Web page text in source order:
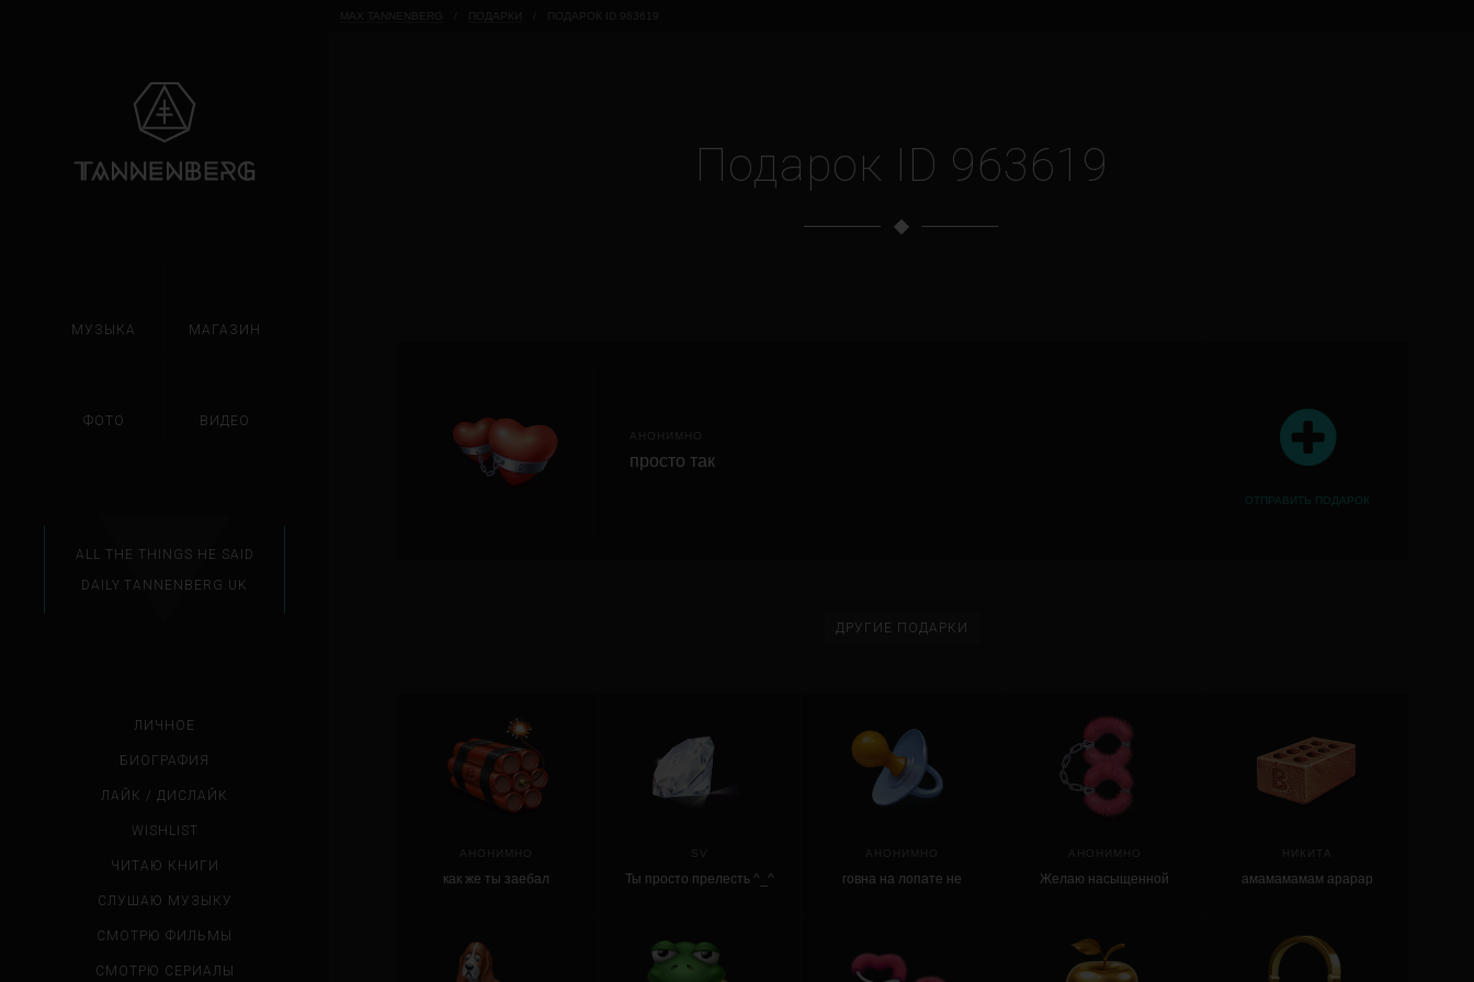
MAX TANNENBERG ПОДАРКИ ПОДАРОК ID 963619
Подарок ID 963619
АНОНИМНО
просто так
ОТПРАВИТЬ ПОДАРОК
ДРУГИЕ ПОДАРКИ
АНОНИМНО
как же ты заебал Ты просто прелесть ^_^
АНОНИМНО
говна на лопате не
АНОНИМНО
Желаю насыщенной
НИКИТА
амамамамам арарар
МУЗЫКА МАГАЗИН
ФОТО ВИДЕО
ALL THE THINGS HE SAID
DAILY.TANNENBERG.UK
ЛИЧНОЕ
БИОГРАФИЯ
ЛАЙК / ДИСЛАЙК
WISHLIST
ЧИТАЮ КНИГИ
СЛУШАЮ МУЗЫКУ
СМОТРЮ ФИЛЬМЫ
СМОТРЮ СЕРИАЛЫ